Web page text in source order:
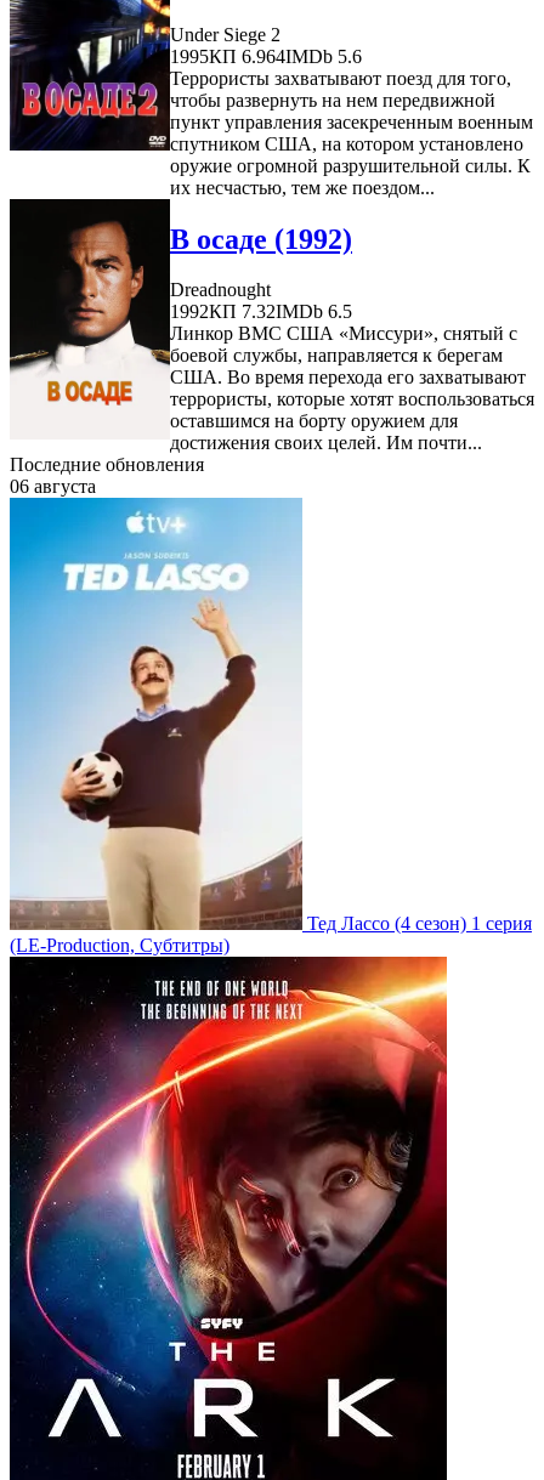
Under Siege 2
1995КП 6.964IMDb 5.6
Террористы захватывают поезд для того,
чтобы развернуть на нем передвижной
пункт управления засекреченным военным
спутником США, на котором установлено
оружие огромной разрушительной силы. К
их несчастью, тем же поездом...
В осаде (1992)
Dreadnought
1992КП 7.32IMDb 6.5
Линкор ВМС США «Миссури», снятый с
боевой службы, направляется к берегам
США. Во время перехода его захватывают
террористы, которые хотят воспользоваться
оставшимся на борту оружием для
достижения своих целей. Им почти...
Последние обновления
06 августа
Тед Лассо (4 сезон) 1 серия
(LE-Production, Субтитры)